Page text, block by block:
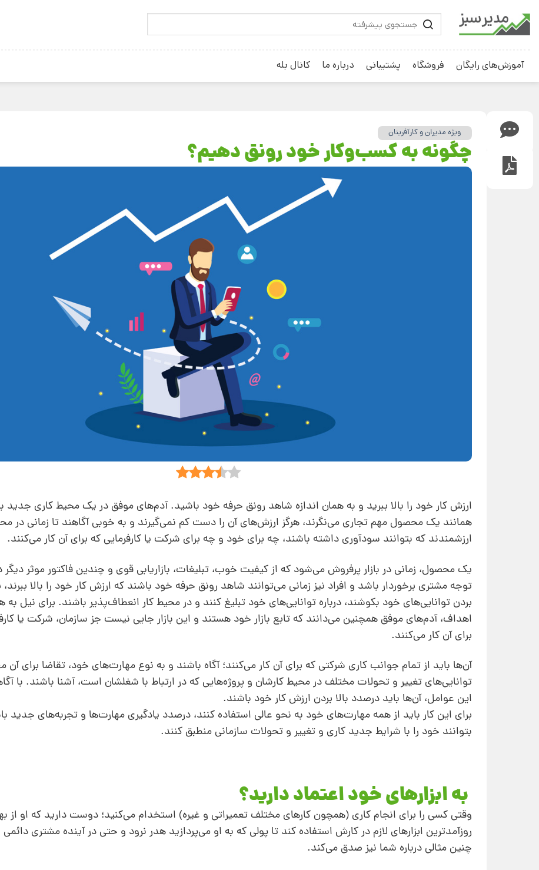
آموزش‌های رایگان فروشگاه پشتیبانی درباره ما کانال بله
ویژه مدیران و کارآفرینان
چگونه به کسب‌وکار خود رونق دهیم؟
ارزش کار خود را بالا ببرید و به همان اندازه شاهد رونق حرفه خود باشید. آدم‌های موفق در یک محیط کاری
همانند یک محصول مهم تجاری می‌نگرند، هرگز ارزش‌های آن را دست کم نمی‌گیرند و به خوبی آگاهند تا زمانی در
ارزشمندند که بتوانند سودآوری داشته باشند، چه برای خود و چه برای شرکت یا کارفرمایی که برای آن کار می‌کنند.
یک محصول، زمانی در بازار پرفروش می‌شود که از کیفیت خوب، تبلیغات، بازاریابی قوی و چندین فاکتور موثر
توجه مشتری برخوردار باشد و افراد نیز زمانی می‌توانند شاهد رونق حرفه خود باشند که ارزش کار خود را بالا ببرند،
بردن توانایی‌های خود بکوشند، درباره توانایی‌های خود تبلیغ کنند و در محیط کار انعطاف‌پذیر باشند. برای نیل به
اهداف، آدم‌های موفق همچنین می‌دانند که تابع بازار خود هستند و این بازار جایی نیست جز سازمان، شرکت یا
برای آن کار می‌کنند.
آن‌ها باید از تمام جوانب کاری شرکتی که برای آن کار می‌کنند؛ آگاه باشند و به نوع مهارت‌های خود، تقاضا برای آن
توانایی‌های تغییر و تحولات مختلف در محیط کارشان و پروژه‌هایی که در ارتباط با شغلشان است، آشنا باشند. با
این عوامل، آن‌ها باید درصدد بالا بردن ارزش کار خود باشند.
برای این کار باید از همه مهارت‌های خود به‌ نحو‌ عالی استفاده کنند، درصدد یادگیری مهارت‌ها و تجربه‌های جدید
بتوانند خود را با شرایط جدید کاری و تغییر و تحولات سازمانی منطبق کنند.
به ابزارهای خود اعتماد دارید؟
وقتی کسی را برای انجام کاری (همچون کارهای مختلف تعمیراتی و غیره) استخدام می‌کنید؛ دوست دارید که او از
روزآمدترین ابزارهای لازم در کارش استفاده کند تا پولی که به او می‌پردازید هدر نرود و حتی در آینده مشتری
چنین مثالی درباره شما نیز صدق می‌کند.